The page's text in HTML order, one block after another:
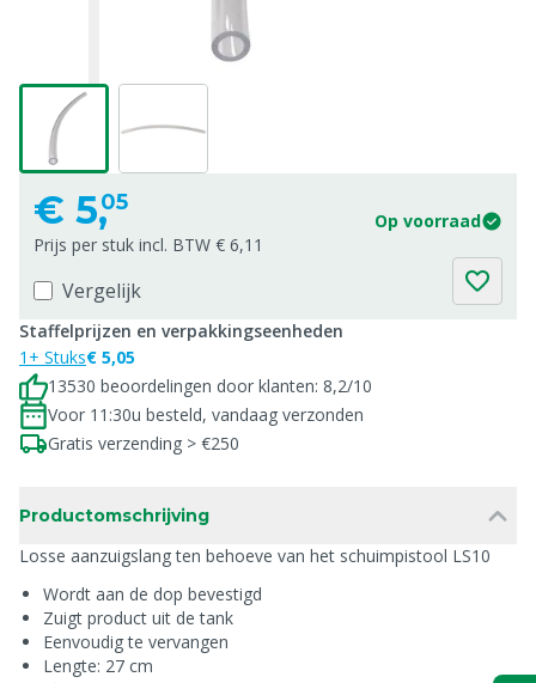
€ 5,05
Op voorraad
Prijs per stuk incl. BTW € 6,11
Vergelijk
Staffelprijzen en verpakkingseenheden
1+ Stuks€ 5,05
13530 beoordelingen door klanten: 8,2/10
Voor 11:30u besteld, vandaag verzonden
Gratis verzending > €250
Productomschrijving
Losse aanzuigslang ten behoeve van het schuimpistool LS10
Wordt aan de dop bevestigd
Zuigt product uit de tank
Eenvoudig te vervangen
Lengte: 27 cm